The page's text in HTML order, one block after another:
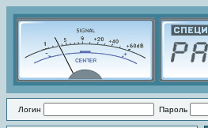
Логин Пароль